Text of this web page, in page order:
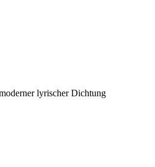
lyrischer Dichtung